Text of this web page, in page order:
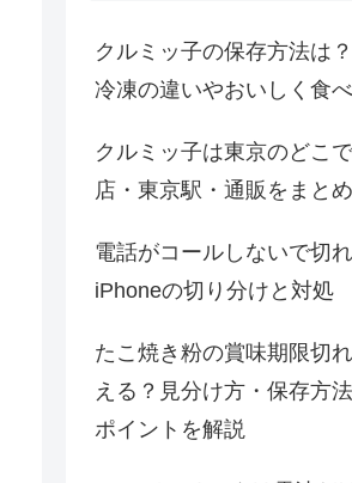
クルミッ子の保存方法は
冷凍の違いやおいしく食
クルミッ子は東京のどこ
店・東京駅・通販をまと
電話がコールしないで切
iPhoneの切り分けと対処
たこ焼き粉の賞味期限切
える？見分け方・保存方
ポイントを解説